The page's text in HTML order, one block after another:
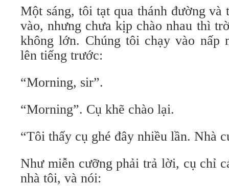
Một sáng, tôi tạt qua thánh đường và
vào, nhưng chưa kịp chào nhau thì
không lớn. Chúng tôi chạy vào nấp
lên tiếng trước:
“Morning, sir”.
“Morning”. Cụ khẽ chào lại.
“Tôi thấy cụ ghé đây nhiều lần. Nhà
Như miễn cưỡng phải trả lời, cụ chỉ
nhà tôi, và nói: